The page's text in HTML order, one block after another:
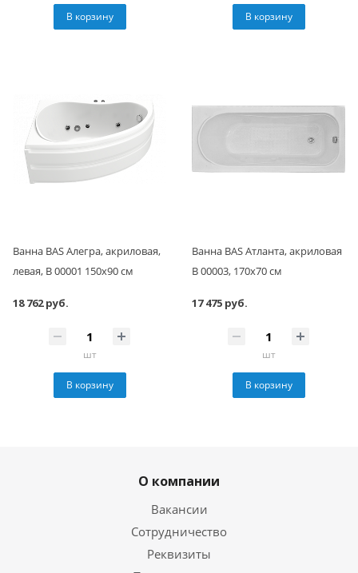
В корзину В корзину
Ванна BAS Алегра, акриловая,
левая, В 00001 150х90 см
18 762 руб.
шт
В корзину
Ванна BAS Атланта, акриловая
В 00003, 170х70 см
17 475 руб.
шт
В корзину
О компании
Вакансии
Сотрудничество
Реквизиты